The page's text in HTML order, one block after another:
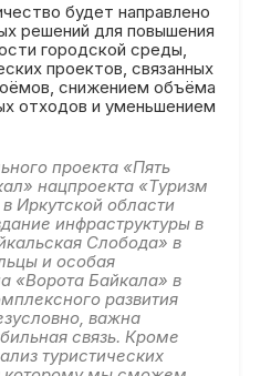
будет направлено
решений для повышения
городской среды,
проектов, связанных
снижением объёма
отходов и уменьшением
проекта «Пять
нацпроекта «Туризм
Иркутской области
инфраструктуры в
Слобода» в
и особая
«Ворота Байкала» в
развития
важна
связь. Кроме
туристических